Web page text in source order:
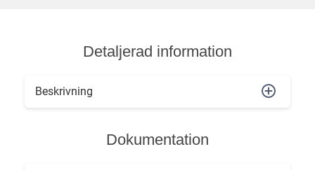
Detaljerad information
Beskrivning
Dokumentation